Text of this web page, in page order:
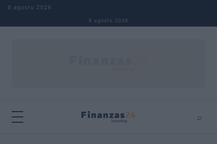
Saltar al contenido
8 agosto 2026
8 agosto 2026
⌕